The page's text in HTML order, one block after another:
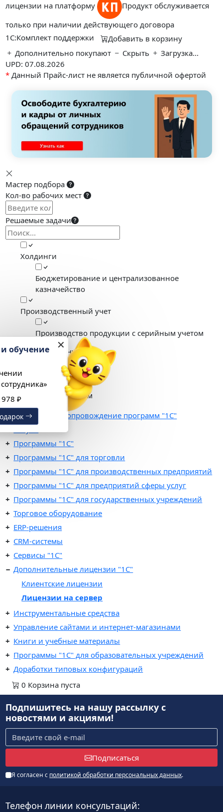
лицензии на платформу
Продукт обслуживается
только при наличии действующего договора
1С:Комплект поддержки
Добавить в корзину
Дополнительно покупают
Скрыть
Загрузка...
UPD: 07.08.2026
* Данный Прайс-лист не является публичной офертой
Мастер подбора
Кол-во рабочих мест
Решаемые задачи
Холдинги
Бюджетирование и централизованное
казначейство
Производственный учет
Производство продукции с серийным учетом
Развернуть
Свернуть
Применить
Сбросить фильтры
Навигация по разделам
Поддержка и сопровождение программ "1С"
Программы "1С"
Программы "1C" для торговли
Программы "1C" для производственных предприятий
Программы "1C" для предприятий сферы услуг
Программы "1С" для государственных учреждений
Торговое оборудование
ERP-решения
CRM-системы
Сервисы "1С"
Дополнительные лицензии "1С"
Клиентские лицензии
Лицензии на сервер
Инструментальные средства
Управление сайтами и интернет-магазинами
Книги и учебные материалы
Программы "1С" для образовательных учреждений
Доработки типовых конфигураций
0 Корзина пуста
Подпишитесь на нашу рассылкус
новостями и акциями!
Подписаться
Я согласен с политикой обработки персональных данных.
Телефон линии консультаций:
Настройка и обучение
При подключении
«1С:Кабинет сотрудника»
Выгода 12 978 ₽
Получить подарок